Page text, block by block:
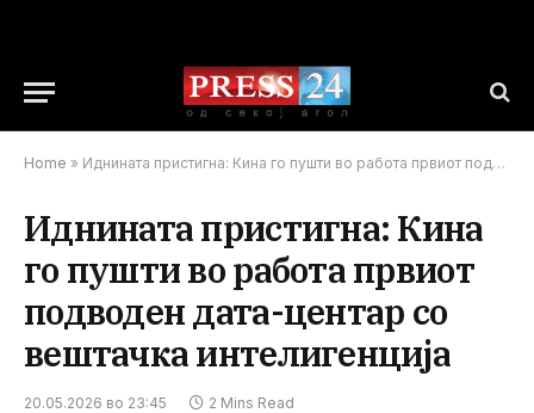
Home » Иднината пристигна: Кина го пушти во работа првиот подводен дата-центар со вештачка интелигенција
Иднината пристигна: Кина
го пушти во работа првиот
подводен дата-центар со
вештачка интелигенција
20.05.2026 во 23:45 2 Mins Read